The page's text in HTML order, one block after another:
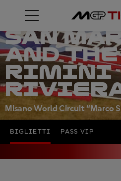
GRAND
SAN
AND THE
RIMINI
Misano World Circuit “Marco
BIGLIETTI PASS VIP